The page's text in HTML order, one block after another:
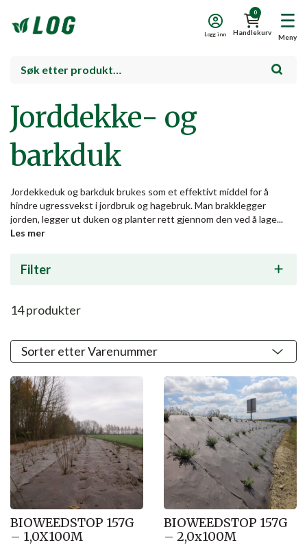
Meny
0
Handlekurv
Logg inn
Jorddekke- og
barkduk
Jordekkeduk og barkduk brukes som et effektivt middel for å
hindre ugressvekst i jordbruk og hagebruk. Man brakklegger
jorden, legger ut duken og planter rett gjennom den ved å lage...
Les mer
Filter
14produkter
BIOWEEDSTOP 157G
– 1,0X100M
BIOWEEDSTOP 157G
– 2,0x100M